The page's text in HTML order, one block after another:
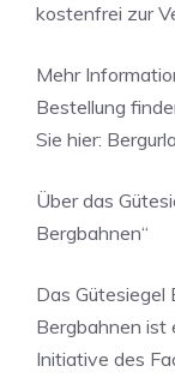
kostenfrei zur
Mehr
Bestellung
Sie hier:
Über das
Bergbahnen“
Das Gütesiegel
Bergbahnen ist
Initiative des